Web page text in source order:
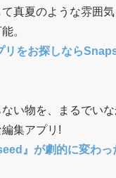
真夏のような雰囲
。
リをお探しなら
い物を、まるでい
集アプリ!
』が劇的に変わっ